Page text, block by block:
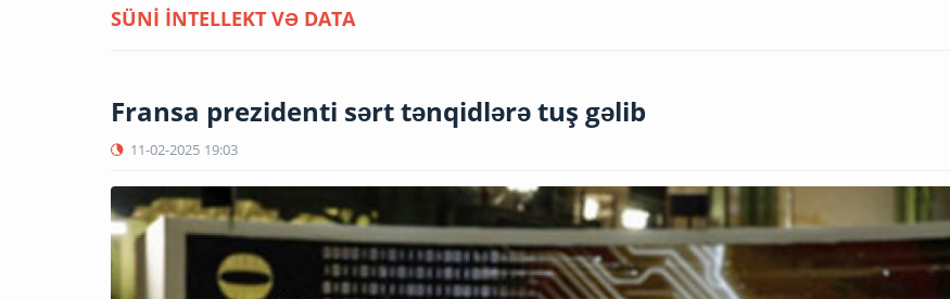
SÜNİ İNTELLEKT VƏ DATA
Fransa prezidenti sərt tənqidlərə tuş gəlib
11-02-2025 19:03